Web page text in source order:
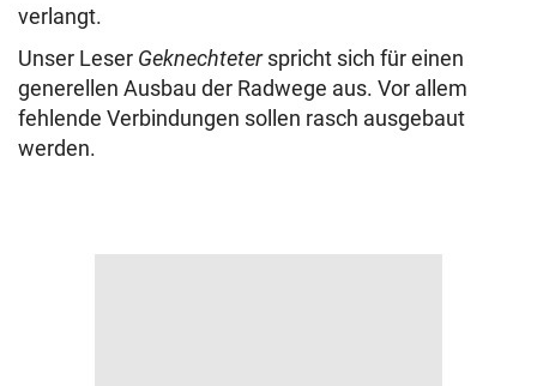
verlangt.
Unser Leser Geknechteterspricht sich für einen
generellen Ausbau der Radwege aus. Vor allem
fehlende Verbindungen sollen rasch ausgebaut
werden.